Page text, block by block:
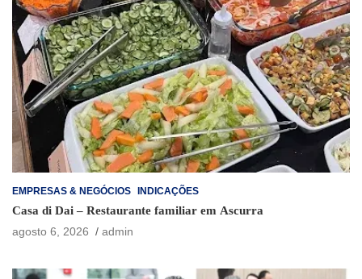
EMPRESAS & NEGÓCIOS INDICAÇÕES
Casa di Dai – Restaurante familiar em Ascurra
agosto 6, 2026
admin